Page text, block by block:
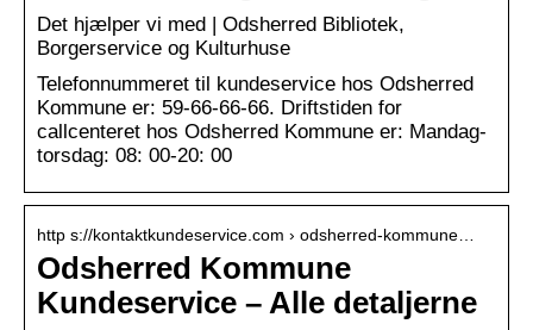
Det hjælper vi med | Odsherred Bibliotek,
Borgerservice og Kulturhuse
Telefonnummeret til kundeservice hos Odsherred
Kommune er: 59-66-66-66. Driftstiden for
callcenteret hos Odsherred Kommune er: Mandag-
torsdag: 08: 00-20: 00
http s://kontaktkundeservice.com › odsherred-kommune…
Odsherred Kommune
Kundeservice – Alle detaljerne